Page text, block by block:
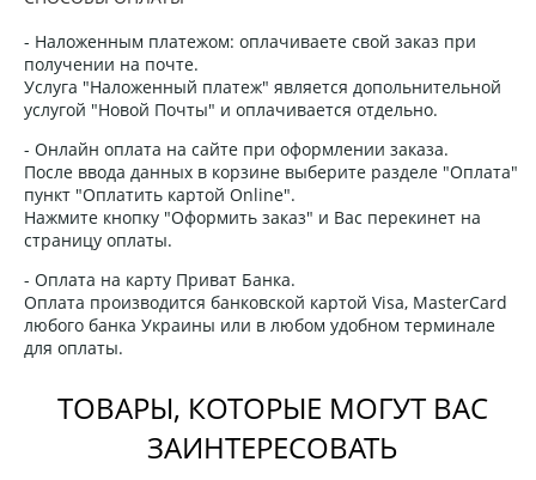
- Наложенным платежом: оплачиваете свой заказ при
получении на почте.
Услуга "Наложенный платеж" является допольнительной
услугой "Новой Почты" и оплачивается отдельно.
- Онлайн оплата на сайте при оформлении заказа.
После ввода данных в корзине выберите разделе "Оплата"
пункт "Оплатить картой Online".
Нажмите кнопку "Оформить заказ" и Вас перекинет на
страницу оплаты.
- Оплата на карту Приват Банка.
Оплата производится банковской картой Visa, MasterCard
любого банка Украины или в любом удобном терминале
для оплаты.
ТОВАРЫ, КОТОРЫЕ МОГУТ ВАС
ЗАИНТЕРЕСОВАТЬ